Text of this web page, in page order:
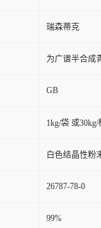
瑞森蒂克
为广谱半合成
GB
1kg/袋 或
白色结晶性粉
26787-78-0
99%